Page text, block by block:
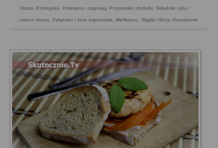
Obiad , Przekąska, Przetwory i zaprawy, Przystawki i dodatki, Składnik: ryby i
owoce morza, Sylwester i inne imprezowe, Wielkanoc, Wigilia i Boże Narodzenie